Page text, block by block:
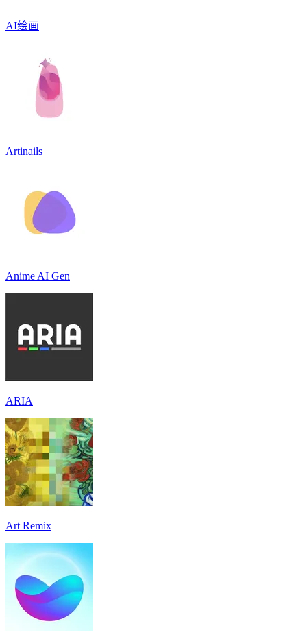
AI绘画
Artinails
Anime AI Gen
ARIA
Art Remix